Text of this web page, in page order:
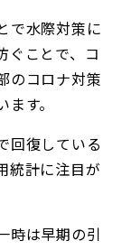
で水際対策に
ぐことで、コ
のコロナ対策
す。
回復している
統計に注目が
時は早期の引